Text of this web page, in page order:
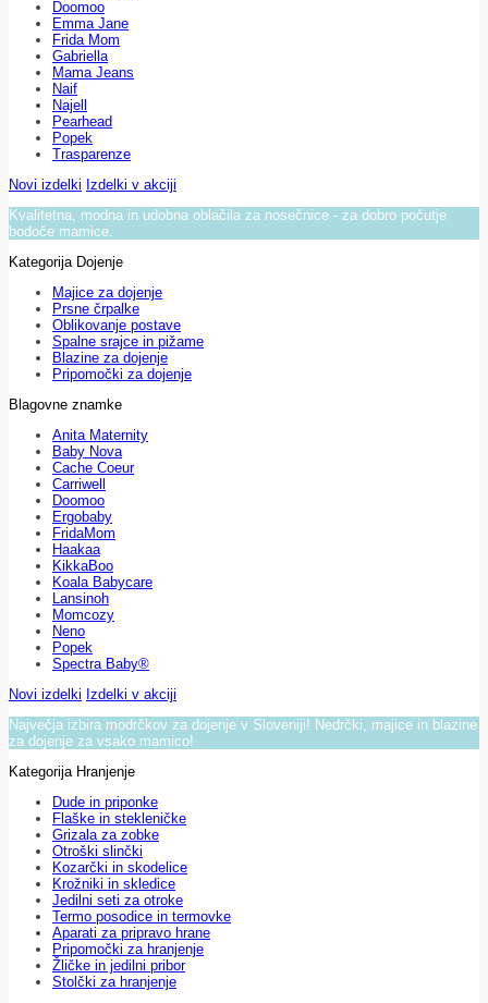
Doomoo
Emma Jane
Frida Mom
Gabriella
Mama Jeans
Naif
Najell
Pearhead
Popek
Trasparenze
Novi izdelki Izdelki v akciji
Kvalitetna, modna in udobna oblačila za nosečnice - za dobro počutje
bodoče mamice.
Kategorija Dojenje
Majice za dojenje
Prsne črpalke
Oblikovanje postave
Spalne srajce in pižame
Blazine za dojenje
Pripomočki za dojenje
Blagovne znamke
Anita Maternity
Baby Nova
Cache Coeur
Carriwell
Doomoo
Ergobaby
FridaMom
Haakaa
KikkaBoo
Koala Babycare
Lansinoh
Momcozy
Neno
Popek
Spectra Baby®
Novi izdelki Izdelki v akciji
Največja izbira modrčkov za dojenje v Sloveniji! Nedrčki, majice in blazine
za dojenje za vsako mamico!
Kategorija Hranjenje
Dude in priponke
Flaške in stekleničke
Grizala za zobke
Otroški slinčki
Kozarčki in skodelice
Krožniki in skledice
Jedilni seti za otroke
Termo posodice in termovke
Aparati za pripravo hrane
Pripomočki za hranjenje
Žličke in jedilni pribor
Stolčki za hranjenje